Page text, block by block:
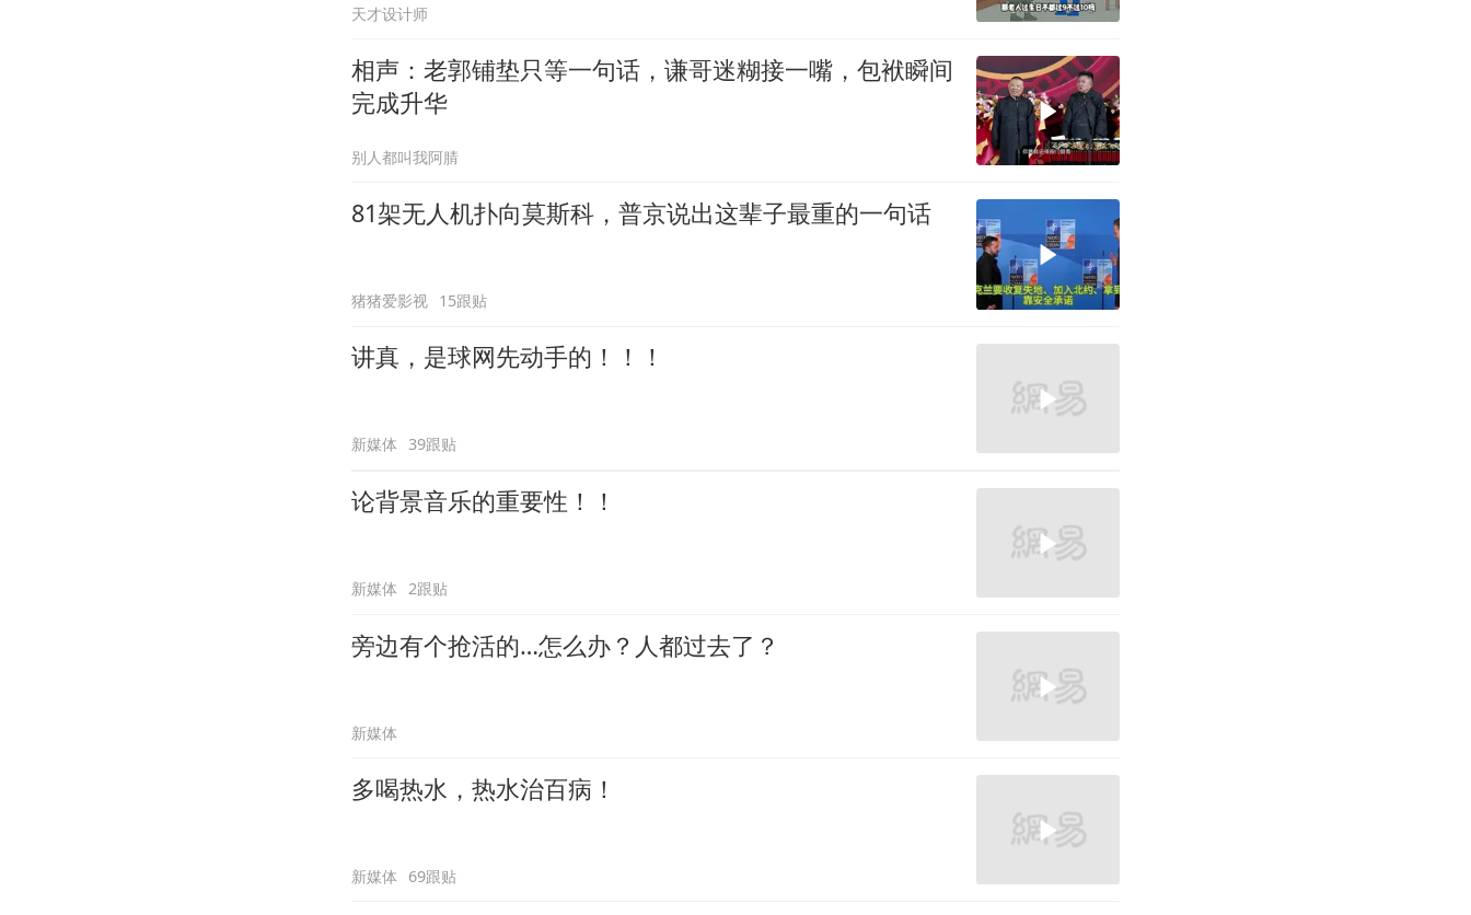
天才设计师
相声：老郭铺垫只等一句话，谦哥迷糊接一嘴，包袱瞬间
完成升华
别人都叫我阿腈
81架无人机扑向莫斯科，普京说出这辈子最重的一句话
猪猪爱影视 15跟贴
讲真，是球网先动手的！！！
新媒体 39跟贴
论背景音乐的重要性！！
新媒体 2跟贴
旁边有个抢活的…怎么办？人都过去了？
新媒体
多喝热水，热水治百病！
新媒体 69跟贴